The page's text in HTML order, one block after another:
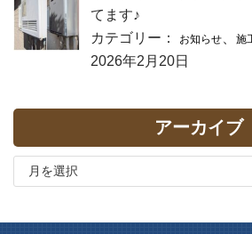
てます♪
カテゴリー：
お知らせ 施
2026年2月20日
アーカイブ